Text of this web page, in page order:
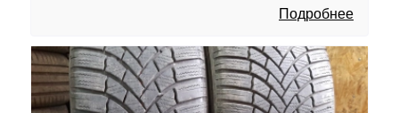
Подробнее